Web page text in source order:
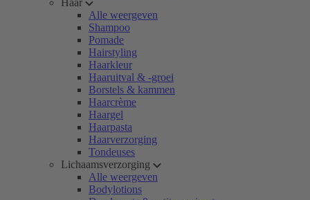
Haar
Alle weergeven
Shampoo
Pomade
Hairstyling
Haarkleur
Haaruitval & -groei
Borstels & kammen
Haarcrème
Haargel
Haarpasta
Haarverzorging
Tondeuses
Lichaamsverzorging
Alle weergeven
Bodylotions